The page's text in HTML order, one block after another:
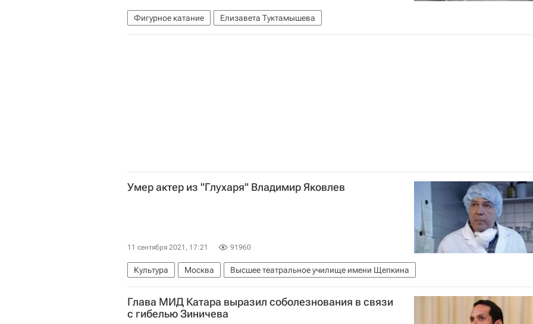
Фигурное катание Елизавета Туктамышева
Умер актер из "Глухаря" Владимир Яковлев
11 сентября 2021, 17:21 91960
Культура Москва Высшее театральное училище имени Щепкина
Глава МИД Катара выразил соболезнования в связи
с гибелью Зиничева